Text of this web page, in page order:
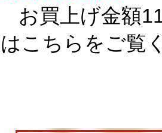
お買上げ金額
はこちらをご覧